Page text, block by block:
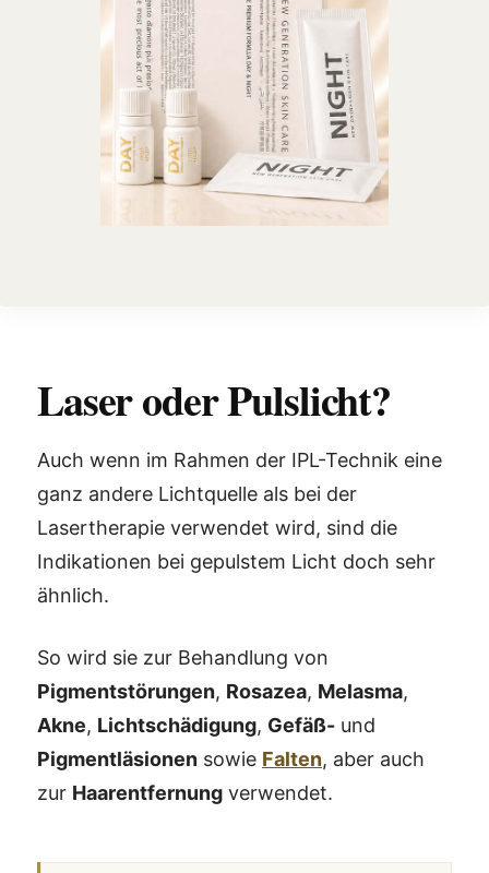
Laser oder Pulslicht?
Auch wenn im Rahmen der IPL-Technik eine
ganz andere Lichtquelle als bei der
Lasertherapie verwendet wird, sind die
Indikationen bei gepulstem Licht doch sehr
ähnlich.
So wird sie zur Behandlung von
Pigmentstörungen, Rosazea, Melasma,
Akne, Lichtschädigung, Gefäß- und
Pigmentläsionen sowie Falten, aber auch
zur Haarentfernung verwendet.